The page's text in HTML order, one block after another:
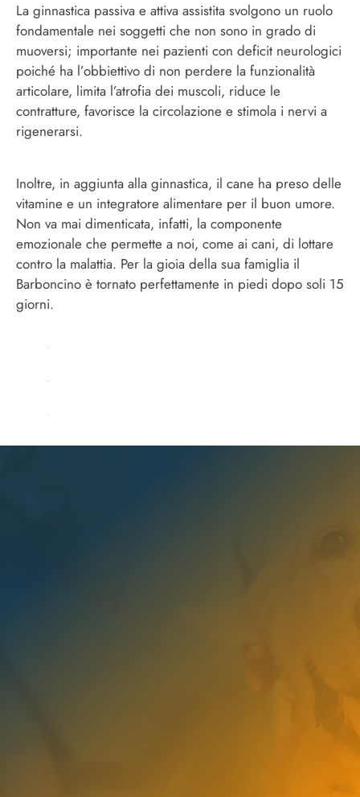
La ginnastica passiva e attiva assistita svolgono un ruolo
fondamentale nei soggetti che non sono in grado di
muoversi; importante nei pazienti con deficit neurologici
poiché ha l’obbiettivo di non perdere la funzionalità
articolare, limita l’atrofia dei muscoli, riduce le
contratture, favorisce la circolazione e stimola i nervi a
rigenerarsi.
Inoltre, in aggiunta alla ginnastica, il cane ha preso delle
vitamine e un integratore alimentare per il buon umore.
Non va mai dimenticata, infatti, la componente
emozionale che permette a noi, come ai cani, di lottare
contro la malattia. Per la gioia della sua famiglia il
Barboncino è tornato perfettamente in piedi dopo soli 15
giorni.